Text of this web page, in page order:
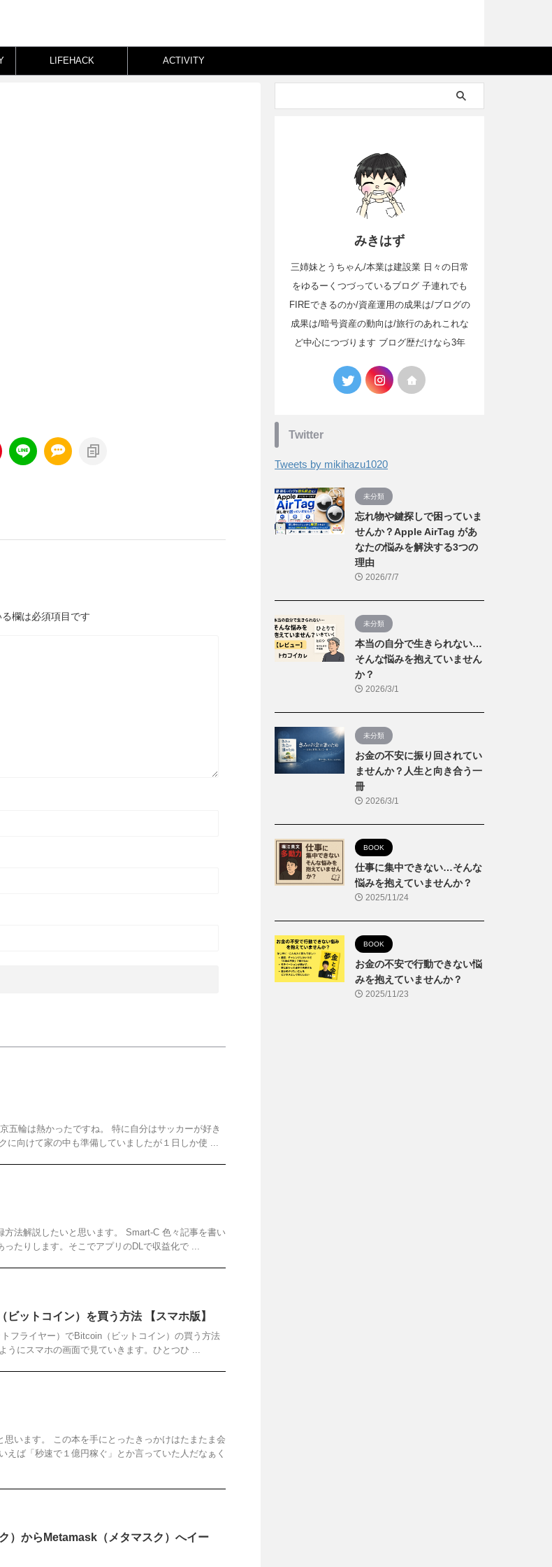
LIFEHACK ACTIVITY
欄は必須項目です
五輪は熱かったですね。 特に自分はサッカーが好き
向けて家の中も準備していましたが１日しか使 ...
法解説したいと思います。 Smart-C 色々記事を書い
たりします。そこでアプリのDLで収益化で ...
ットコイン）を買う方法 【スマホ版】
フライヤー）でBitcoin（ビットコイン）の買う方法
にスマホの画面で見ていきます。ひとつひ ...
思います。 この本を手にとったきっかけはたまたま会
ば「秒速で１億円稼ぐ」とか言っていた人だなぁく
）からMetamask（メタマスク）へイー
みきはず
三姉妹とうちゃん/本業は建設業 日々の日常
をゆるーくつづっているブログ 子連れでも
FIREできるのか/資産運用の成果は/ブログの
成果は/暗号資産の動向は/旅行のあれこれな
ど中心につづります ブログ歴だけなら3年
Twitter
Tweets by mikihazu1020
未分類
忘れ物や鍵探しで困っていま
せんか？Apple AirTag があ
なたの悩みを解決する3つの
理由
2026/7/7
未分類
本当の自分で生きられない…
そんな悩みを抱えていません
か？
2026/3/1
未分類
お金の不安に振り回されてい
ませんか？人生と向き合う一
冊
2026/3/1
BOOK
仕事に集中できない…そんな
悩みを抱えていませんか？
2025/11/24
BOOK
お金の不安で行動できない悩
みを抱えていませんか？
2025/11/23